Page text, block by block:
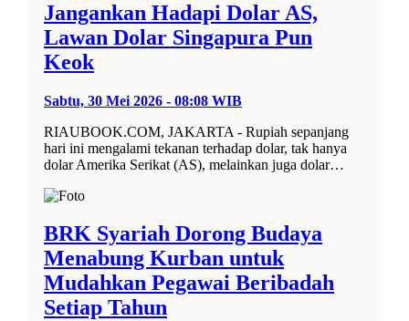
Jangankan Hadapi Dolar AS,
Lawan Dolar Singapura Pun
Keok
Sabtu, 30 Mei 2026 - 08:08 WIB
RIAUBOOK.COM, JAKARTA - Rupiah sepanjang
hari ini mengalami tekanan terhadap dolar, tak hanya
dolar Amerika Serikat (AS), melainkan juga dolar…
BRK Syariah Dorong Budaya
Menabung Kurban untuk
Mudahkan Pegawai Beribadah
Setiap Tahun